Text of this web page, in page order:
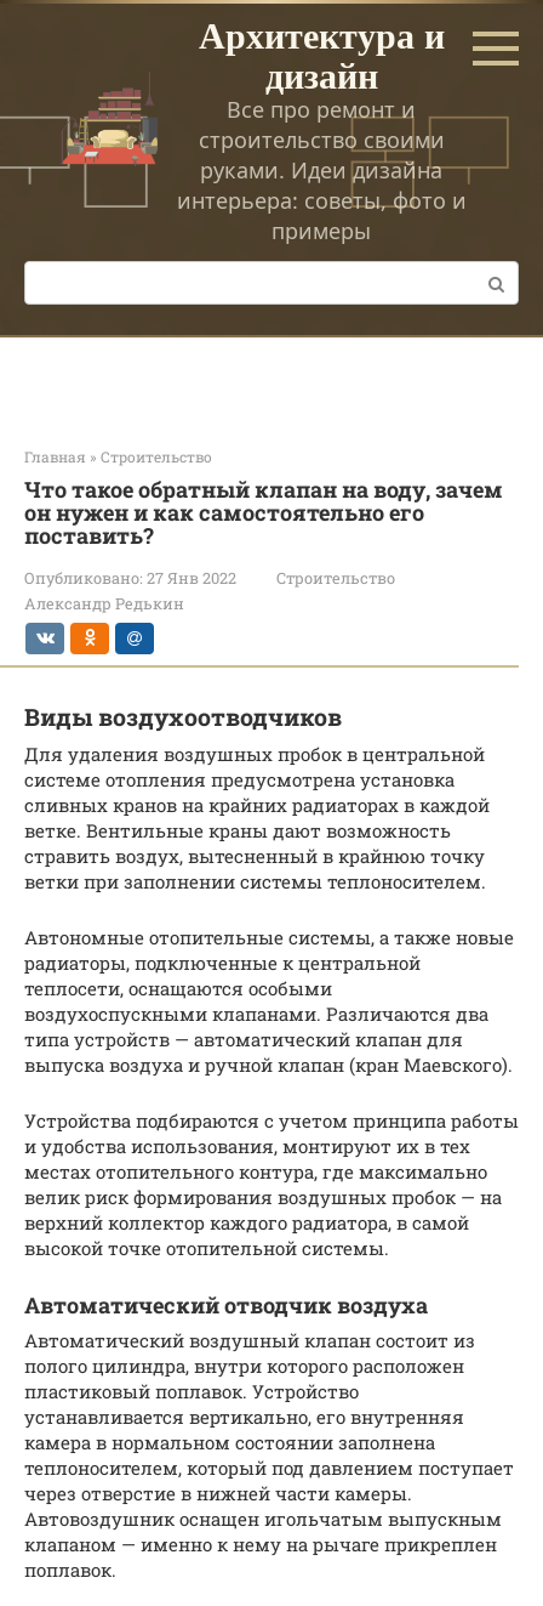
Перейти
Архитектура и
дизайн
Все про ремонт и
строительство своими
руками. Идеи дизайна
интерьера: советы, фото и
примеры
Поиск:
Главная » Строительство
Что такое обратный клапан на воду, зачем
он нужен и как самостоятельно его
поставить?
Опубликовано: 27 Янв 2022
Строительство
Александр Редькин
Виды воздухоотводчиков
Для удаления воздушных пробок в центральной
системе отопления предусмотрена установка
сливных кранов на крайних радиаторах в каждой
ветке. Вентильные краны дают возможность
стравить воздух, вытесненный в крайнюю точку
ветки при заполнении системы теплоносителем.
Автономные отопительные системы, а также новые
радиаторы, подключенные к центральной
теплосети, оснащаются особыми
воздухоспускными клапанами. Различаются два
типа устройств — автоматический клапан для
выпуска воздуха и ручной клапан (кран Маевского).
Устройства подбираются с учетом принципа работы
и удобства использования, монтируют их в тех
местах отопительного контура, где максимально
велик риск формирования воздушных пробок — на
верхний коллектор каждого радиатора, в самой
высокой точке отопительной системы.
Автоматический отводчик воздуха
Автоматический воздушный клапан состоит из
полого цилиндра, внутри которого расположен
пластиковый поплавок. Устройство
устанавливается вертикально, его внутренняя
камера в нормальном состоянии заполнена
теплоносителем, который под давлением поступает
через отверстие в нижней части камеры.
Автовоздушник оснащен игольчатым выпускным
клапаном — именно к нему на рычаге прикреплен
поплавок.